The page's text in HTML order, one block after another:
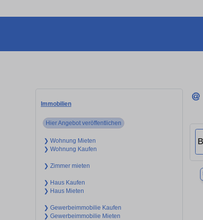
Immobilien
Hier Angebot veröffentlichen
❯ Wohnung Mieten
❯ Wohnung Kaufen
❯ Zimmer mieten
❯ Haus Kaufen
❯ Haus Mieten
❯ Gewerbeimmobilie Kaufen
❯ Gewerbeimmobilie Mieten